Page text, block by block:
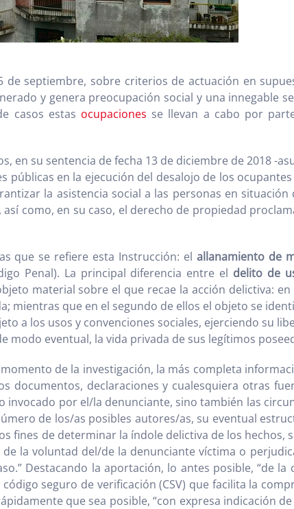
de septiembre, sobre criterios de actuación en
y genera preocupación social y una innegable
casos estas ocupaciones se llevan a cabo por
su sentencia de fecha 13 de diciembre de 2018 -
en la ejecución del desalojo de los
la asistencia social a las personas en
como, en su caso, el derecho de propiedad
que se refiere esta Instrucción: elallanamiento de
Penal). La principal diferencia entre el delito de
material sobre el que recae la acción delictiva:
mientras que en el segundo de ellos el objeto se
a los usos y convenciones sociales, ejerciendo su
modo eventual, la vida privada de sus legítimos
de la investigación, la más completa
documentos, declaraciones y cualesquiera otras
por el/la denunciante, sino también las
de los/as posibles autores/as, su eventual
fines de determinar la índole delictiva de los hechos,
la voluntad del/de la denunciante víctima o
Destacando la aportación, lo antes posible, “de
seguro de verificación (CSV) que facilita la
que sea posible, “con expresa indicación